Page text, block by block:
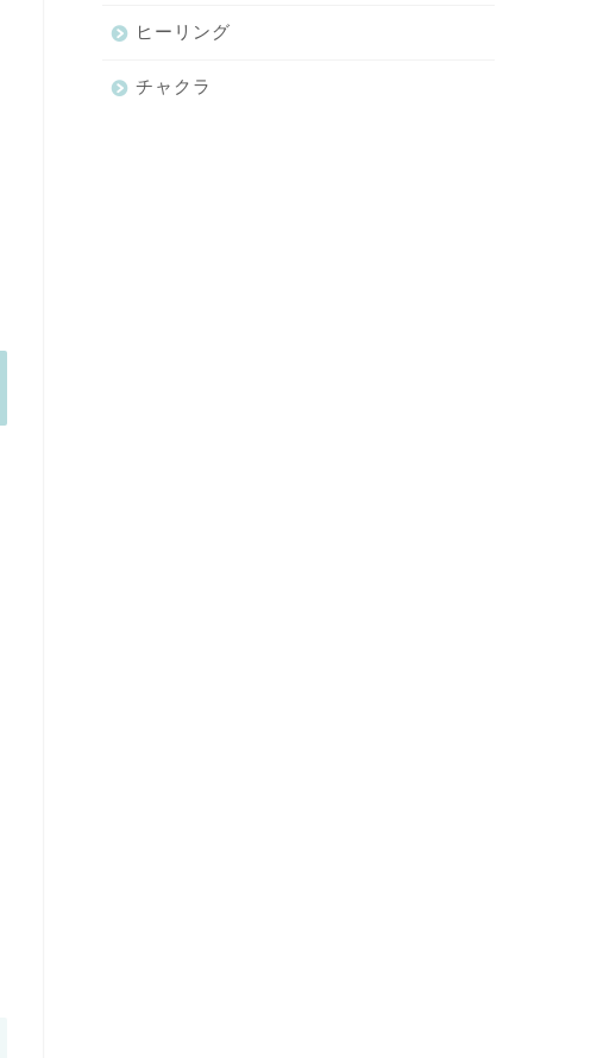
ヒーリング
チャクラ